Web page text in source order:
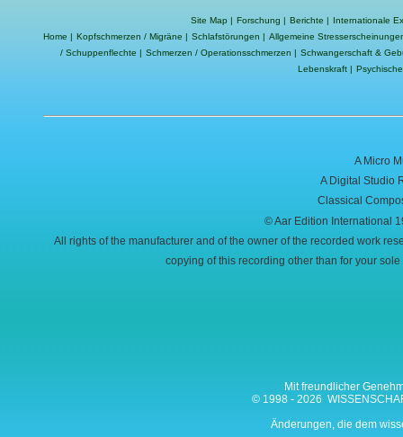
Site Map| Forschung | Berichte | Internationale
Home | Kopfschmerzen / Migräne | Schlafstörungen | Allgemeine
/ Schuppenflechte | Schmerzen / Operationsschmerzen | Schwangerschaft &
Lebenskraft|
A Micro
A Digital Studio
Classical
© Aar Edition International
All rights of the manufacturer and of the owner of the recorded work
copying of this recording other than for your
Mit freundlicher
© 1998 - 2026
Änderungen, die dem